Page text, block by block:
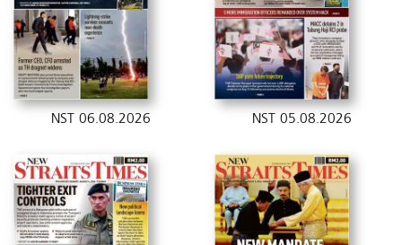
NST 06.08.2026 NST 05.08.2026